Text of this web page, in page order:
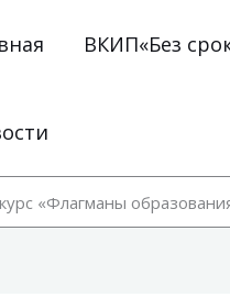
ВКИП«Без
«Флагманы